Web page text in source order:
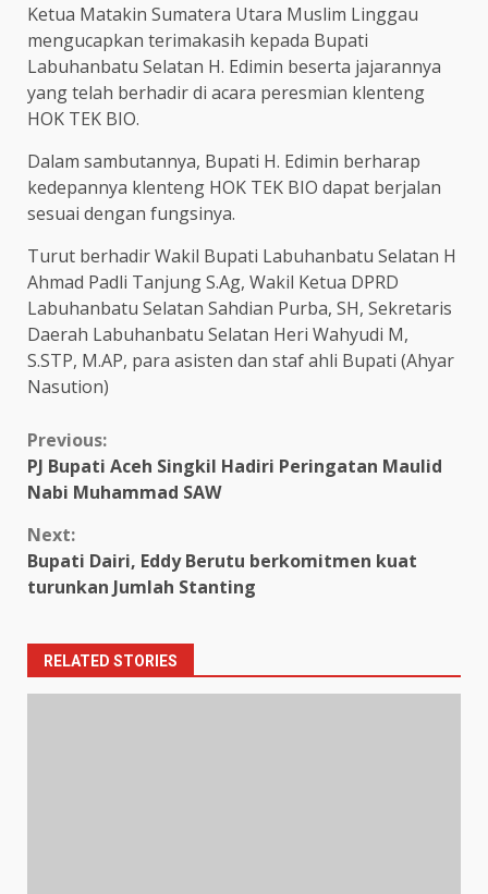
Ketua Matakin Sumatera Utara Muslim Linggau
mengucapkan terimakasih kepada Bupati
Labuhanbatu Selatan H. Edimin beserta jajarannya
yang telah berhadir di acara peresmian klenteng
HOK TEK BIO.
Dalam sambutannya, Bupati H. Edimin berharap
kedepannya klenteng HOK TEK BIO dapat berjalan
sesuai dengan fungsinya.
Turut berhadir Wakil Bupati Labuhanbatu Selatan H
Ahmad Padli Tanjung S.Ag, Wakil Ketua DPRD
Labuhanbatu Selatan Sahdian Purba, SH, Sekretaris
Daerah Labuhanbatu Selatan Heri Wahyudi M,
S.STP, M.AP, para asisten dan staf ahli Bupati (Ahyar
Nasution)
Continue
Reading
Previous:
PJ Bupati Aceh Singkil Hadiri Peringatan Maulid
Nabi Muhammad SAW
Next:
Bupati Dairi, Eddy Berutu berkomitmen kuat
turunkan Jumlah Stanting
RELATED STORIES